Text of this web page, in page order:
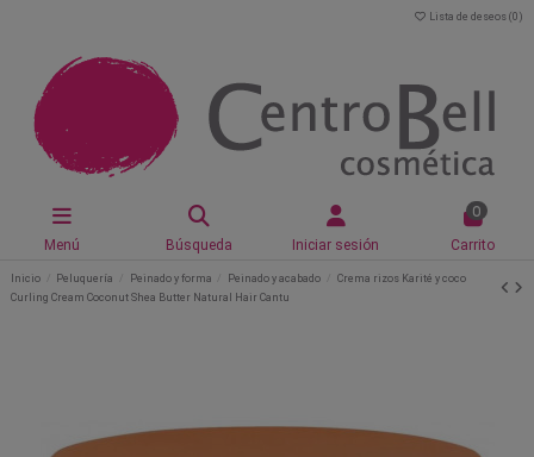
Lista de deseos (0 )
Menú Búsqueda Iniciar sesión
0
Carrito
Inicio Peluquería Peinado y forma Peinado y acabado
Crema rizos Karité y coco
Curling Cream Coconut Shea Butter Natural Hair Cantu